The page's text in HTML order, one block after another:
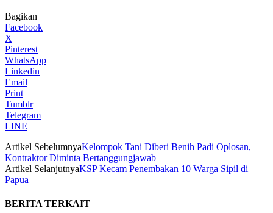
Bagikan
Facebook
X
Pinterest
WhatsApp
Linkedin
Email
Print
Tumblr
Telegram
LINE
Artikel SebelumnyaKelompok Tani Diberi Benih Padi Oplosan,
Kontraktor Diminta Bertanggungjawab
Artikel SelanjutnyaKSP Kecam Penembakan 10 Warga Sipil di
Papua
BERITA TERKAIT